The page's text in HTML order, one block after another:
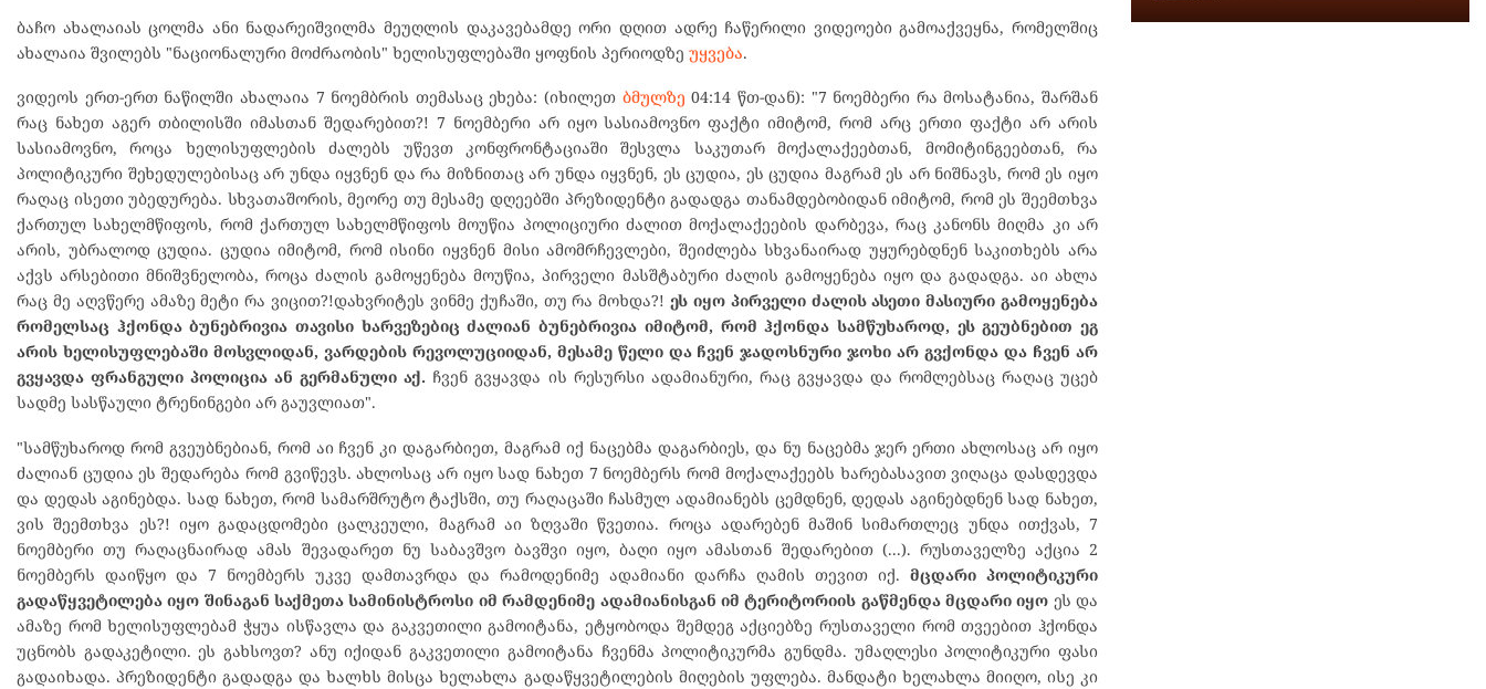
ბაჩო ახალაიას ცოლმა ანი ნადარეიშვილმა მეუღლის დაკავებამდე ორი დღით ადრე ჩაწერილი ვიდეოები გამოაქვეყნა, რომელშიც
ახალაია შვილებს "ნაციონალური მოძრაობის" ხელისუფლებაში ყოფნის პერიოდზე უყვება.
ვიდეოს ერთ-ერთ ნაწილში ახალაია 7 ნოემბრის თემასაც ეხება: (იხილეთ ბმულზე 04:14 წთ-დან): "7 ნოემბერი რა მოსატანია, შარშან
რაც ნახეთ აგერ თბილისში იმასთან შედარებით?! 7 ნოემბერი არ იყო სასიამოვნო ფაქტი იმიტომ, რომ არც ერთი ფაქტი არ არის
სასიამოვნო, როცა ხელისუფლების ძალებს უწევთ კონფრონტაციაში შესვლა საკუთარ მოქალაქეებთან, მომიტინგეებთან, რა
პოლიტიკური შეხედულებისაც არ უნდა იყვნენ და რა მიზნითაც არ უნდა იყვნენ, ეს ცუდია, ეს ცუდია მაგრამ ეს არ ნიშნავს, რომ ეს იყო
რაღაც ისეთი უბედურება. სხვათაშორის, მეორე თუ მესამე დღეებში პრეზიდენტი გადადგა თანამდებობიდან იმიტომ, რომ ეს შეემთხვა
ქართულ სახელმწიფოს, რომ ქართულ სახელმწიფოს მოუწია პოლიციური ძალით მოქალაქეების დარბევა, რაც კანონს მიღმა კი არ
არის, უბრალოდ ცუდია. ცუდია იმიტომ, რომ ისინი იყვნენ მისი ამომრჩევლები, შეიძლება სხვანაირად უყურებდნენ საკითხებს არა
აქვს არსებითი მნიშვნელობა, როცა ძალის გამოყენება მოუწია, პირველი მასშტაბური ძალის გამოყენება იყო და გადადგა. აი ახლა
რაც მე აღვწერე ამაზე მეტი რა ვიცით?!დახვრიტეს ვინმე ქუჩაში, თუ რა მოხდა?! ეს იყო პირველი ძალის ასეთი მასიური გამოყენება
რომელსაც ჰქონდა ბუნებრივია თავისი ხარვეზებიც ძალიან ბუნებრივია იმიტომ, რომ ჰქონდა სამწუხაროდ, ეს გეუბნებით ეგ
არის ხელისუფლებაში მოსვლიდან, ვარდების რევოლუციიდან, მესამე წელი და ჩვენ ჯადოსნური ჯოხი არ გვქონდა და ჩვენ არ
გვყავდა ფრანგული პოლიცია ან გერმანული აქ. ჩვენ გვყავდა ის რესურსი ადამიანური, რაც გვყავდა და რომლებსაც რაღაც უცებ
სადმე სასწაული ტრენინგები არ გაუვლიათ".
"სამწუხაროდ რომ გვეუბნებიან, რომ აი ჩვენ კი დაგარბიეთ, მაგრამ იქ ნაცებმა დაგარბიეს, და ნუ ნაცებმა ჯერ ერთი ახლოსაც არ იყო
ძალიან ცუდია ეს შედარება რომ გვიწევს. ახლოსაც არ იყო სად ნახეთ 7 ნოემბერს რომ მოქალაქეებს ხარებასავით ვიღაცა დასდევდა
და დედას აგინებდა. სად ნახეთ, რომ სამარშრუტო ტაქსში, თუ რაღაცაში ჩასმულ ადამიანებს ცემდნენ, დედას აგინებდნენ სად ნახეთ,
ვის შეემთხვა ეს?! იყო გადაცდომები ცალკეული, მაგრამ აი ზღვაში წვეთია. როცა ადარებენ მაშინ სიმართლეც უნდა ითქვას, 7
ნოემბერი თუ რაღაცნაირად ამას შევადარეთ ნუ საბავშვო ბავშვი იყო, ბაღი იყო ამასთან შედარებით (...). რუსთაველზე აქცია 2
ნოემბერს დაიწყო და 7 ნოემბერს უკვე დამთავრდა და რამოდენიმე ადამიანი დარჩა ღამის თევით იქ. მცდარი პოლიტიკური
გადაწყვეტილება იყო შინაგან საქმეთა სამინისტროსი იმ რამდენიმე ადამიანისგან იმ ტერიტორიის გაწმენდა მცდარი იყო ეს და
ამაზე რომ ხელისუფლებამ ჭყუა ისწავლა და გაკვეთილი გამოიტანა, ეტყობოდა შემდეგ აქციებზე რუსთაველი რომ თვეებით ჰქონდა
უცნობს გადაკეტილი. ეს გახსოვთ? ანუ იქიდან გაკვეთილი გამოიტანა ჩვენმა პოლიტიკურმა გუნდმა. უმაღლესი პოლიტიკური ფასი
გადაიხადა. პრეზიდენტი გადადგა და ხალხს მისცა ხელახლა გადაწყვეტილების მიღების უფლება. მანდატი ხელახლა მიიღო, ისე კი